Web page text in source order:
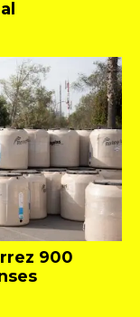
900